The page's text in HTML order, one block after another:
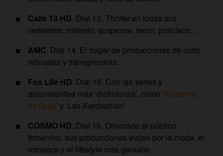
Calle 13 HD. Dial 13. Thrilleren todas sus
vertientes: misterio, suspense, terror, policíaco…
AMC. Dial 14. El hogar de producciones de culto,
refinadas y transgresoras.
Fox Life HD. Dial 15. Con las series y
docurrealities más ‘disfrutones’, como ‘Anatomía
de Grey’ y ‘Las Kardashian’.
COSMO HD. Dial 16. Orientado al público
femenino, sus producciones viajan por la moda, el
romance y el lifestyle más genuino.